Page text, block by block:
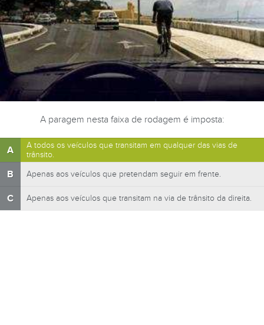
A paragem nesta faixa de rodagem é imposta:
A
A todos os veículos que transitam em qualquer das vias de
trânsito.
B Apenas aos veículos que pretendam seguir em frente.
C Apenas aos veículos que transitam na via de trânsito da direita.